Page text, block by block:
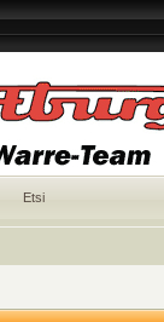
Etsi